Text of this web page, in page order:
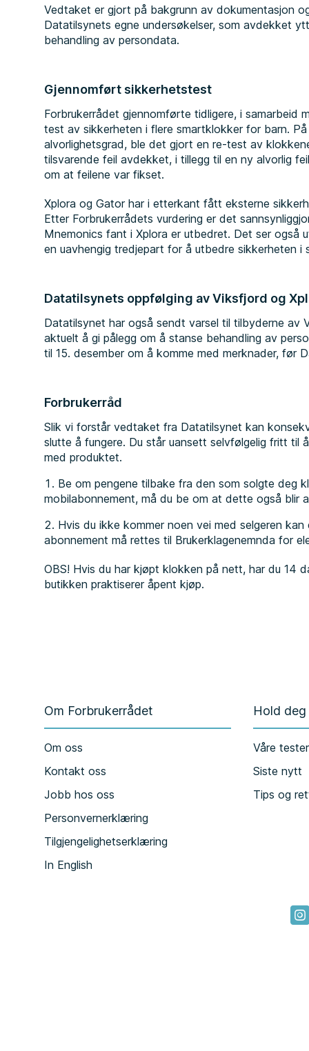
Vedtaket er gjort på bakgrunn av dokumentasjon
Datatilsynets egne undersøkelser, som avdekket
behandling av persondata.
Gjennomført sikkerhetstest
Forbrukerrådet gjennomførte tidligere, i samarbeid
test av sikkerheten i flere smartklokker for barn.
alvorlighetsgrad, ble det gjort en re-test av
tilsvarende feil avdekket, i tillegg til en ny alvorlig
om at feilene var fikset.
Xplora og Gator har i etterkant fått eksterne
Etter Forbrukerrådets vurdering er det
Mnemonics fant i Xplora er utbedret. Det ser også
en uavhengig tredjepart for å utbedre sikkerheten i
Datatilsynets oppfølging av Viksfjord og
Datatilsynet har også sendt varsel til tilbyderne
aktuelt å gi pålegg om å stanse behandling av
til 15. desember om å komme med merknader, før
Forbrukerråd
Slik vi forstår vedtaket fra Datatilsynet kan
slutte å fungere. Du står uansett selvfølgelig fritt til
med produktet.
Be om pengene tilbake fra den som solgte deg
mobilabonnement, må du be om at dette også blir
Hvis du ikke kommer noen vei med selgeren
abonnement må rettes til Brukerklagenemnda for
OBS! Hvis du har kjøpt klokken på nett, har du 14
butikken praktiserer åpent kjøp.
Om Forbrukerrådet
Om oss
Kontakt oss
Jobb hos oss
Personvernerklæring
Tilgjengelighetserklæring
In English
Hold
Våre tester
Siste nytt
Tips og